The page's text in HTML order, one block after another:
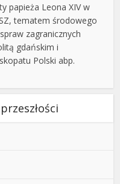
papieża Leona XIV w
tematem środowego
zagranicznych
gdańskim i
Polski abp.